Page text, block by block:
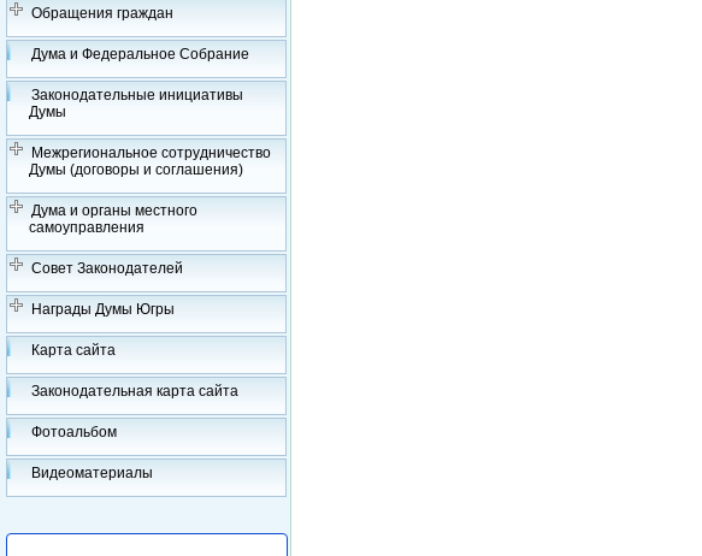
Обращения граждан
Дума и Федеральное Собрание
Законодательные инициативы
Думы
Межрегиональное сотрудничество
Думы (договоры и соглашения)
Дума и органы местного
самоуправления
Совет Законодателей
Награды Думы Югры
Карта сайта
Законодательная карта сайта
Фотоальбом
Видеоматериалы